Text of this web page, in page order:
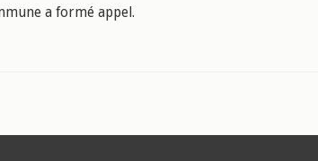
a formé appel.